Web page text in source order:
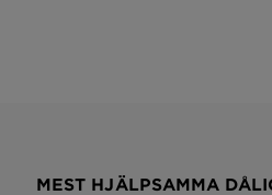
MEST HJÄLPSAMMA